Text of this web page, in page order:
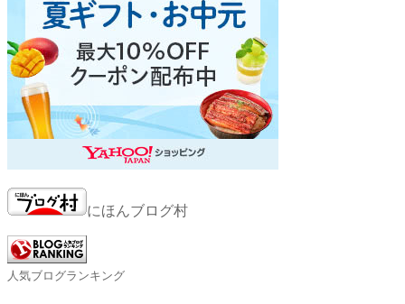
にほんブログ村
人気ブログランキング